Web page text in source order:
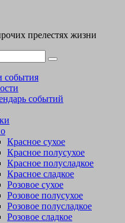
прелестях жизни
события
событий
Красное сухое
Красное полусухое
Красное полусладкое
Красное сладкое
Розовое сухое
Розовое полусухое
Розовое полусладкое
Розовое сладкое